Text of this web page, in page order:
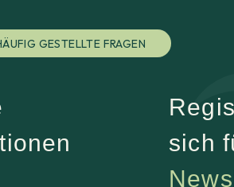
GESTELLTE FRAGEN
sich